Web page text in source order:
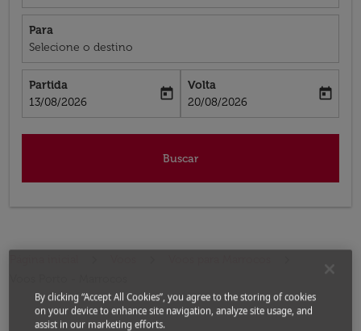
Para
Selecione o destino
Partida
fc-booking-departure-date-aria-label
13/08/2026
today
Volta
fc-booking-return-date-aria-label
20/08/2026
today
Buscar
By clicking “Accept All Cookies”, you agree to the storing of cookies
on your device to enhance site navigation, analyze site usage, and
assist in our marketing efforts.